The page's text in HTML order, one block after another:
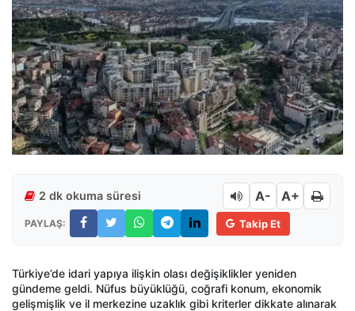
2 dk okuma süresi A- A+
PAYLAŞ: Takip Et
Türkiye’de idari yapıya ilişkin olası değişiklikler yeniden
gündeme geldi. Nüfus büyüklüğü, coğrafi konum, ekonomik
gelişmişlik ve il merkezine uzaklık gibi kriterler dikkate alınarak